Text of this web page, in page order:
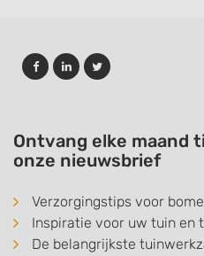
Ontvang elke maand
onze nieuwsbrief
Verzorgingstips voor
Inspiratie voor uw tuin en
De belangrijkste